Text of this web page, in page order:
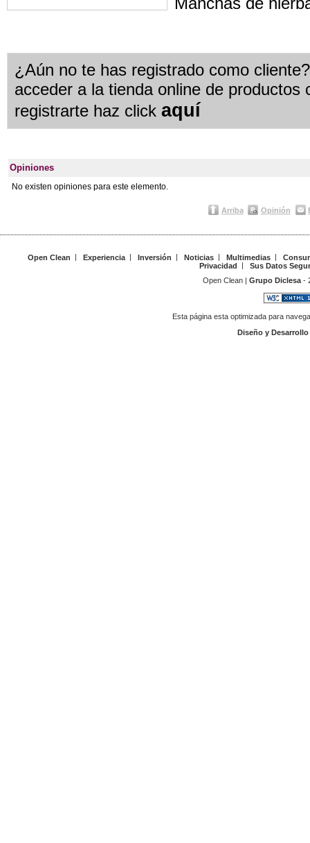
¿Aún no te has registrado como
acceder a la tienda online de
registrarte haz click aquí
Opiniones
No existen opiniones para este elemento.
Arriba Opinión
Open Clean | Experiencia | Inversión | Noticias | Multimedias |
Privacidad
|
Sus Datos
Open Clean | Grupo Diclesa -
Esta página esta optimizada para
Diseño y